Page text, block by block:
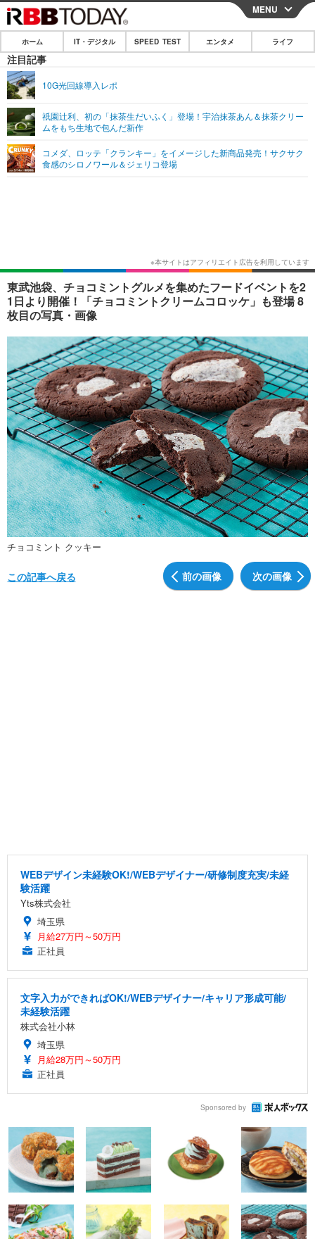
CLOSE
ホーム
IT・デジタル
ネタ
ショッピング その他
SPEED TEST
エンタメ
エンタメTOP
ショッピング その他
ライフ
MENU
ホーム IT・デジタル SPEED TEST エンタメ ライフ
注目記事
10G光回線導入レポ
祇園辻利、初の「抹茶生だいふく」登場！宇治抹茶あん＆抹茶クリー
ムをもち生地で包んだ新作
コメダ、ロッテ「クランキー」をイメージした新商品発売！サクサク
食感のシロノワール＆ジェリコ登場
東武池袋、チョコミントグルメを集めたフードイベントを2
1日より開催！「チョコミントクリームコロッケ」も登場 8
枚目の写真・画像
チョコミント クッキー
前の画像 次の画像
この記事へ戻る
WEBデザイン未経験OK!/WEBデザイナー/研修制度充実/未経
験活躍
Yts株式会社
埼玉県
月給27万円～50万円
正社員
文字入力ができればOK!/WEBデザイナー/キャリア形成可能/
未経験活躍
株式会社小林
埼玉県
月給28万円～50万円
正社員
Sponsored by